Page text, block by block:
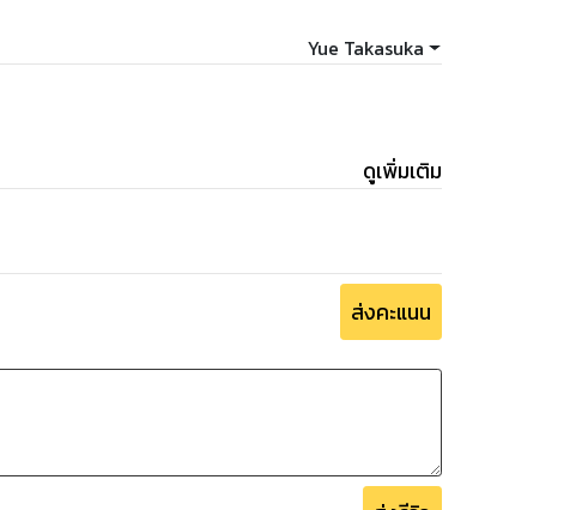
Yue Takasuka
ดูเพิ่มเติม
ส่งคะแนน